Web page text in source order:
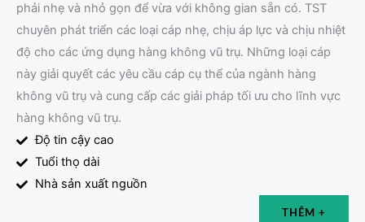
phải nhẹ và nhỏ gọn để vừa với không gian sẵn có. TST
chuyên phát triển các loại cáp nhẹ, chịu áp lực và chịu nhiệt
độ cho các ứng dụng hàng không vũ trụ. Những loại cáp
này giải quyết các yêu cầu cáp cụ thể của ngành hàng
không vũ trụ và cung cấp các giải pháp tối ưu cho lĩnh vực
hàng không vũ trụ.
Độ tin cậy cao
Tuổi thọ dài
Nhà sản xuất nguồn
THÊM +